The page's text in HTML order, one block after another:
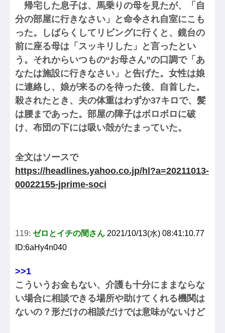
帰宅した息子は、馬乗りの母を見たが、「自
分の部屋に行きなさい」と命令され自室にこも
った。しばらくしてリビングに行くと、鏡台の
前に座る母は「スッキリした」と言ったとい
う。それからいつもの“お母さん”の口調で「あ
なたは施設に行きなさい」と告げた。女性は娘
に連絡し、娘が来るのを待った後、自首した。
殺されたとき、夫の体重はわずか37キロで、髪
は腰まであった。部屋の障子はボロボロに破
け、布団の下には吸い殻がたまっていた。
全文はソースで
https://headlines.yahoo.co.jp/hl?a=20211013-
00022155-jprime-soci
119: ゼロとイチの間さん 2021/10/13(水) 08:41:10.77
ID:6aHy4n040
>>1
こういうお金もない、介護も十分にままならな
い場合に相談できる場所や助けてくれる機関は
ないの？形だけの相談だけでは意味がないけど